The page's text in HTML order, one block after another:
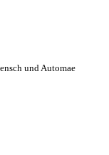
und Automae